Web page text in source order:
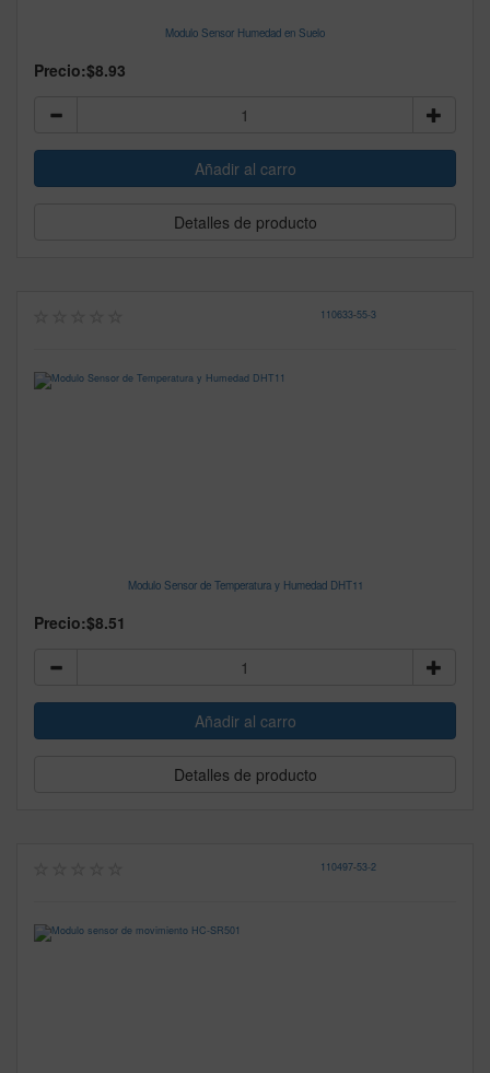
Modulo Sensor Humedad en Suelo
Precio:$8.93
Detalles de producto
110633-55-3
Modulo Sensor de Temperatura y Humedad DHT11
Precio:$8.51
Detalles de producto
110497-53-2